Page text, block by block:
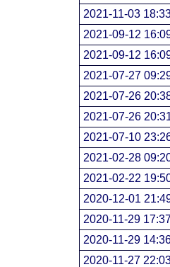
2021-11-03
2021-09-12
2021-09-12
2021-07-27
2021-07-26
2021-07-26
2021-07-10
2021-02-28
2021-02-22
2020-12-01
2020-11-29
2020-11-29
2020-11-27